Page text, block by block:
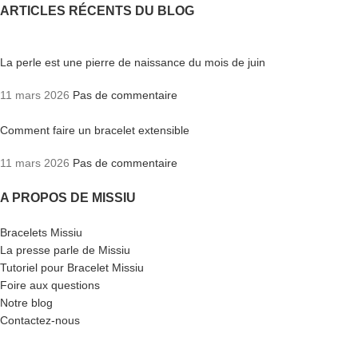
ARTICLES RÉCENTS DU BLOG
La perle est une pierre de naissance du mois de juin
11 mars 2026 Pas de commentaire
Comment faire un bracelet extensible
11 mars 2026 Pas de commentaire
A PROPOS DE MISSIU
Bracelets Missiu
La presse parle de Missiu
Tutoriel pour Bracelet Missiu
Foire aux questions
Notre blog
Contactez-nous